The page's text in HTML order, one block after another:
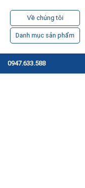
Về chúng tôi
Danh mục sản phẩm
0947.633.588